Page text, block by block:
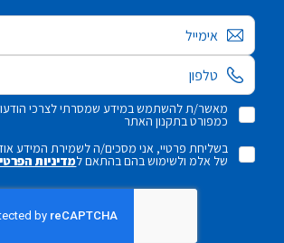
אימייל
מאשר/ת להשתמש במידע שמסרתי לצרכי
כמפורט בתקנון האתר
בשליחת פרטיי, אני מסכים/ה לשמירת המידע
של אלמ ולשימוש בהם בהתאם למדיניות